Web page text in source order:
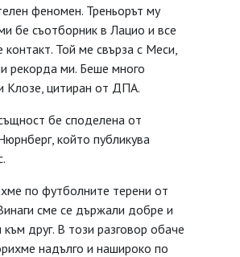
феномен. Треньорът му
бе съотборник в Лацио и все
Той ме свърза с Меси,
рекорда ми. Беше много
Клозе, цитиран от ДПА.
бе споделена от
който публикува
по футболните терени от
сме се държали добре и
друг. В този разговор обаче
надълго и нашироко по